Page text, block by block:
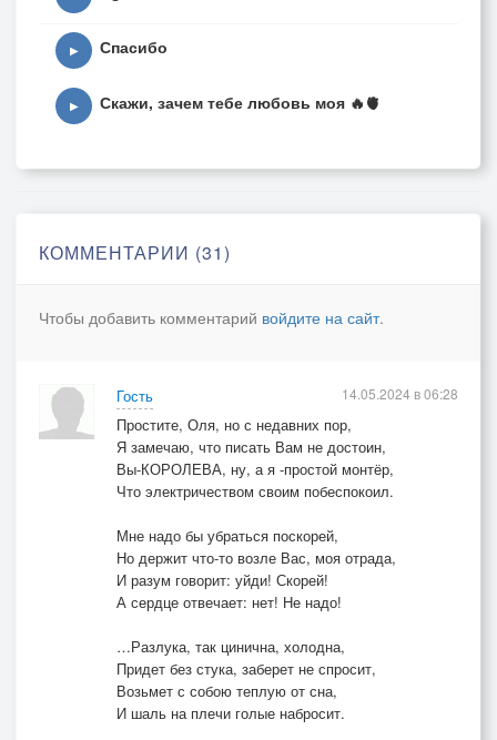
▶ Спасибо
▶ Скажи, зачем тебе любовь моя 🔥🫀
КОММЕНТАРИИ (31)
Чтобы добавить комментарий войдите на сайт.
Гость
Простите, Оля, но с недавних пор,
Я замечаю, что писать Вам не достоин,
Вы-КОРОЛЕВА, ну, а я -простой монтёр,
Что электричеством своим побеспокоил.
Мне надо бы убраться поскорей,
Но держит что-то возле Вас, моя отрада,
И разум говорит: уйди! Скорей!
А сердце отвечает: нет! Не надо!
…Разлука, так цинична, холодна,
Придет без стука, заберет не спросит,
Возьмет с собою теплую от сна,
И шаль на плечи голые набросит.
14.05.2024 в 06:28